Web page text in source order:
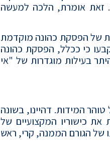
זאת אומרת, הלכה למעשה
של הפסקת כהונה מוקדמת
כי ככלל, הפסקת כהונה
בעילות מוגדרות של "אי
המידות. דהיינו, בשונה
את כישוריו המקצועיים של
של הגורם הממנה, קרי, ראש